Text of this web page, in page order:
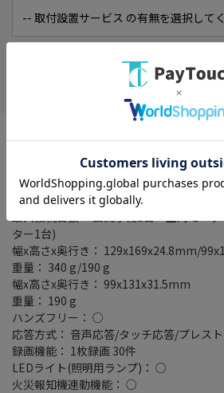
電源： モニター機(親機) AC/玄関子機 モ
消費電力： ドアホン親機(待受時)約1.4W/
モニタサイズ： 3.5型
ター1台)
幅x高さx奥行き： 129x169x24.8mm/
重量： 340 g/190 g
幅x高さx奥行き： 99x131x31.5mm
重量： 190 g
ハンズフリー： ○
応答方式： 音声応答/タッチ応答/プレス
録画機能： 1枚録画 30件
LEDライト(照明用ランプ)： ○
火災報知機連動機能： ○